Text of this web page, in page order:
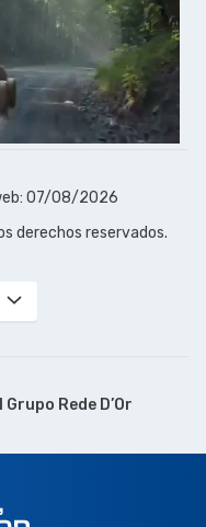
07/08/2026
derechos reservados.
Grupo Rede D’Or